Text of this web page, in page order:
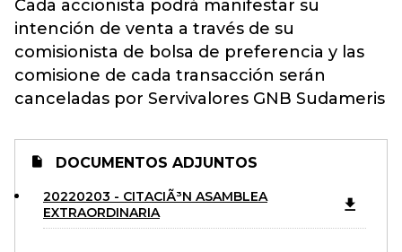
Cada accionista podrá manifestar su
intención de venta a través de su
comisionista de bolsa de preferencia y las
comisione de cada transacción serán
canceladas por Servivalores GNB Sudameris
DOCUMENTOS ADJUNTOS
20220203 - CITACIÃ³N ASAMBLEA
EXTRAORDINARIA